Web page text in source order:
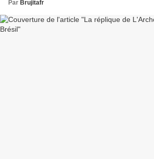
Par Brujitafr